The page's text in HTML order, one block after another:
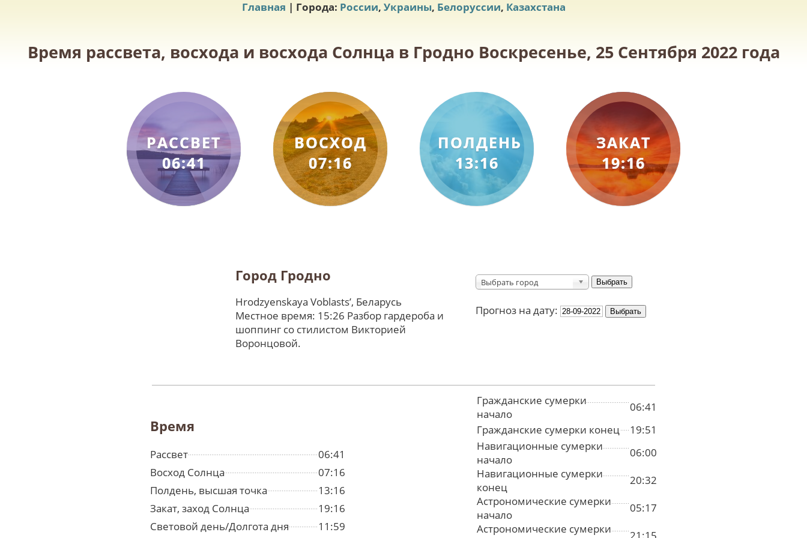
Главная | Города: России, Украины, Белоруссии, Казахстана
Время рассвета, восхода и восхода Солнца в Гродно Воскресенье, 25 Сентября 2022 года
РАССВЕТ
06:41
ВОСХОД
07:16
ПОЛДЕНЬ
13:16
ЗАКАТ
19:16
Город Гродно
Hrodzyenskaya Voblastsʼ, Беларусь
Местное время: 15:26 Разбор гардероба и
шоппинг со стилистом Викторией
Воронцовой.
Выбрать город
Прогноз на дату:
Время
Рассвет
06:41
Восход Солнца
07:16
Полдень, высшая точка
13:16
Закат, заход Солнца
19:16
Световой день/Долгота дня
11:59
Гражданские сумерки
начало
06:41
Гражданские сумерки конец
19:51
Навигационные сумерки
начало
06:00
Навигационные сумерки
конец
20:32
Астрономические сумерки
начало
05:17
Астрономические сумерки
21:15